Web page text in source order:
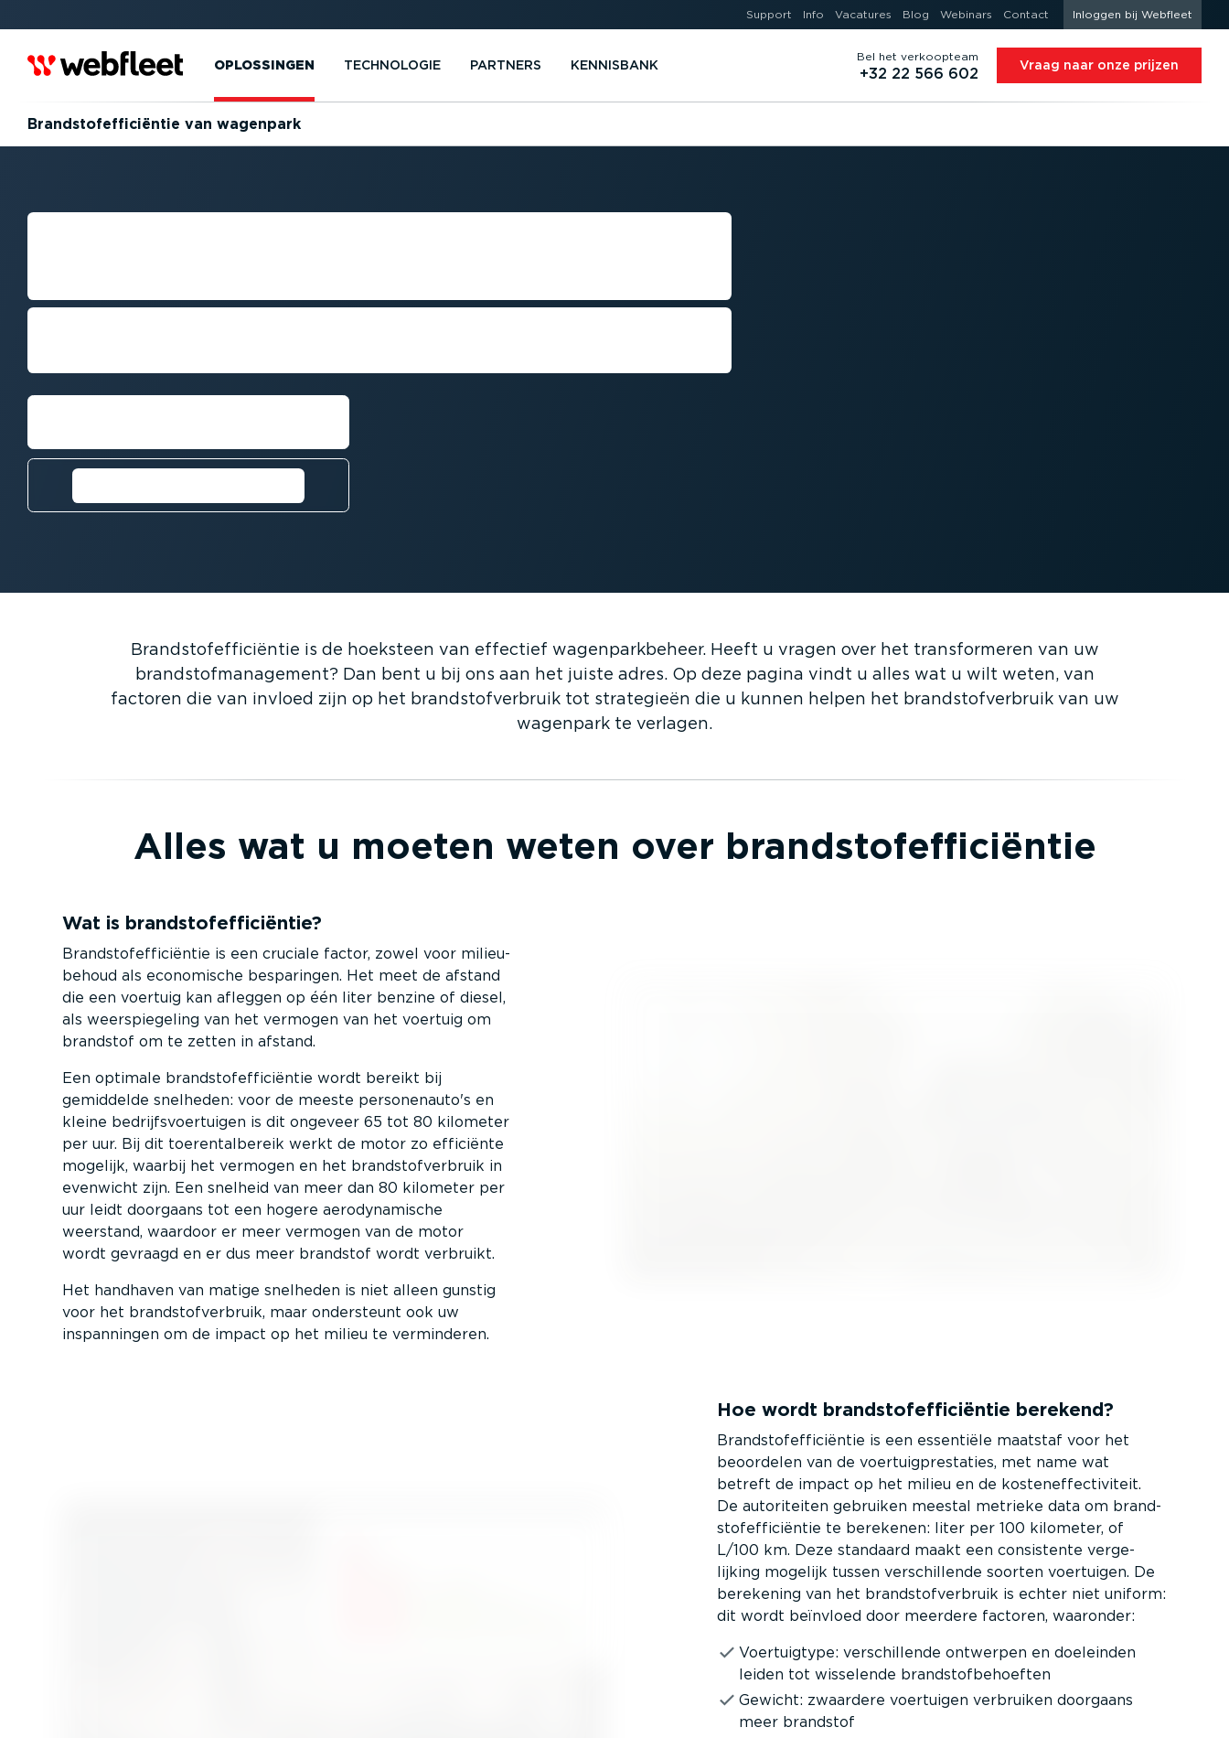
Support Info Vacatures Blog Webinars Contact Inloggen bij Webfleet
OPLOSSINGEN TECHNOLOGIE PARTNERS KENNISBANK
Bel het verkoopteam
+32 22 566 602 Vraag naar onze prijzen
Brand­stofef­fi­ci­ëntie van wagenpark
BRAND­STOFEF­FI­CI­ËNTIE VAN
Brand­stofef­fi­ci­ëntie is de hoeksteen van effectief wagen­park­beheer. Heeft u vragen over het trans­for­meren van uw
brand­stof­ma­na­gement? Dan bent u bij ons aan het juiste adres. Op deze pagina vindt u alles wat u wilt weten, van
factoren die van invloed zijn op het brand­stof­ver­bruik tot strategieën die u kunnen helpen het brand­stof­ver­bruik van uw
wagenpark te verlagen.
Alles wat u moeten weten over brand­stofef­fi­ci­ëntie
Wat is brand­stofef­fi­ci­ëntie?
Brand­stofef­fi­ci­ëntie is een cruciale factor, zowel voor milieu­
behoud als economische besparingen. Het meet de afstand
die een voertuig kan afleggen op één liter benzine of diesel,
als weerspie­geling van het vermogen van het voertuig om
brandstof om te zetten in afstand.
Een optimale brand­stofef­fi­ci­ëntie wordt bereikt bij
gemiddelde snelheden: voor de meeste perso­nenauto's en
kleine bedrijfs­voer­tuigen is dit ongeveer 65 tot 80 kilometer
per uur. Bij dit toerental­bereik werkt de motor zo efficiënte
mogelijk, waarbij het vermogen en het brand­stof­ver­bruik in
evenwicht zijn. Een snelheid van meer dan 80 kilometer per
uur leidt doorgaans tot een hogere aerody­na­mische
weerstand, waardoor er meer vermogen van de motor
wordt gevraagd en er dus meer brandstof wordt verbruikt.
Het handhaven van matige snelheden is niet alleen gunstig
voor het brand­stof­ver­bruik, maar ondersteunt ook uw
inspan­ningen om de impact op het milieu te verminderen.
Hoe wordt brand­stofef­fi­ci­ëntie berekend?
Brand­stofef­fi­ci­ëntie is een essentiële maatstaf voor het
beoordelen van de voertuig­pres­taties, met name wat
betreft de impact op het milieu en de kosten­ef­fec­ti­viteit.
De autori­teiten gebruiken meestal metrieke data om brand­
stofef­fi­ci­ëntie te berekenen: liter per 100 kilometer, of
L/100 km. Deze standaard maakt een consistente verge­
lijking mogelijk tussen verschil­lende soorten voertuigen. De
berekening van het brand­stof­ver­bruik is echter niet uniform:
dit wordt beïnvloed door meerdere factoren, waaronder:
Voertuigtype: verschil­lende ontwerpen en doeleinden
leiden tot wisselende brand­stof­be­hoeften
Gewicht: zwaardere voertuigen verbruiken doorgaans
meer brandstof